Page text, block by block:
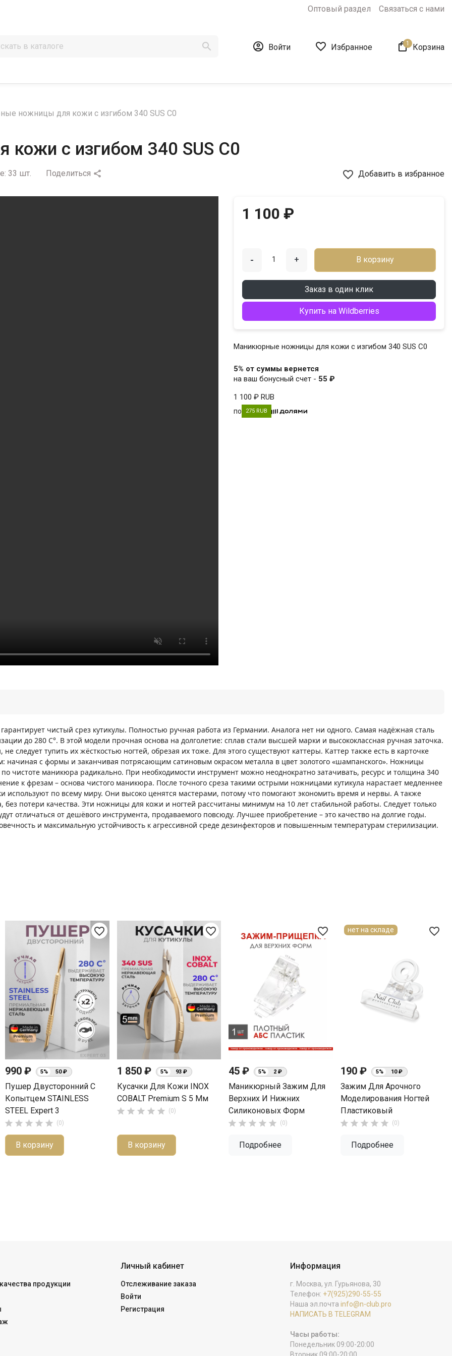
Оптовый раздел Связаться с нами
  Войти  Избранное  Корзина
1
ножницы для кожи с изгибом 340 SUS C0
с изгибом 340 SUS C0
33 шт. Поделиться  favorite_border Добавить в избранное
1 100 ₽
- + В корзину
Заказ в один клик
Купить на Wildberries
Маникюрные ножницы для кожи с изгибом 340 SUS C0
5% от суммы вернется
на ваш бонусный счет - 55 ₽
1 100 ₽ RUB
по 275 RUB
чистый срез кутикулы. Полностью ручная работа из Германии. Аналога нет ни одного. Самая надёжная сталь
до 280 С°. В этой модели прочная основа на долголетие: сплав стали высшей марки и высококлассная ручная заточка.
следует тупить их жёсткостью ногтей, обрезая их тоже. Для этого существуют каттеры. Каттер также есть в карточке
начиная с формы и заканчивая потрясающим сатиновым окрасом металла в цвет золотого «шампанского». Ножницы
чистоте маникюра радикально. При необходимости инструмент можно неоднократно затачивать, ресурс и толщина 340
к фрезам – основа чистого маникюра. После точного среза такими острыми ножницами кутикула нарастает медленнее
по всему миру. Они высоко ценятся мастерами, потому что помогают экономить время и нервы. А также
потери качества. Эти ножницы для кожи и ногтей рассчитаны минимум на 10 лет стабильной работы. Следует только
отличаться от дешёвого инструмента, продаваемого повсюду. Лучшее приобретение – это качество на долгие годы.
и максимальную устойчивость к агрессивной среде дезинфекторов и повышенным температурам стерилизации.
favorite_border
990 ₽ 5% 50 ₽
Пушер Двусторонний С
Копытцем STAINLESS
STEEL Expert 3
     (0)
В корзину
favorite_border
1 850 ₽ 5% 93 ₽
Кусачки Для Кожи INOX
COBALT Premium S 5 Мм
     (0)
В корзину
favorite_border
45 ₽ 5% 2 ₽
Маникюрный Зажим Для
Верхних И Нижних
Силиконовых Форм
     (0)
Подробнее
favorite_border
190 ₽ 5% 10 ₽
Зажим Для Арочного
Моделирования Ногтей
Пластиковый
     (0)
Подробнее
нет на складе
продукции
Личный кабинет
Отслеживание заказа
Войти
Регистрация
Информация
г. Москва, ул. Гурьянова, 30
Телефон: +7(925)290-55-55
Наша эл.почта info@n-club.pro
НАПИСАТЬ В TELEGRAM
Часы работы:
Понедельник 09:00-20:00
Вторник 09:00-20:00